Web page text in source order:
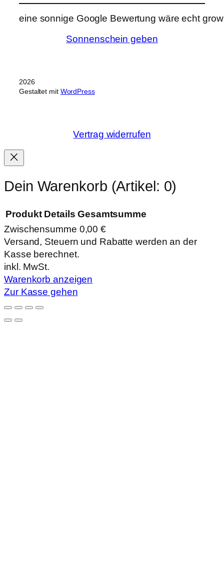
eine sonnige Google Bewertung wäre echt
Sonnenschein geben
2026
Gestaltet mit WordPress
Vertrag widerrufen
Dein Warenkorb (Artikel: 0)
Produkte
im
Warenkorb
Produkt Details Gesamtsumme
Zwischensumme 0,00 €
Versand, Steuern und Rabatte werden an der
Kasse berechnet.
inkl. MwSt.
Warenkorb anzeigen
Zur Kasse gehen